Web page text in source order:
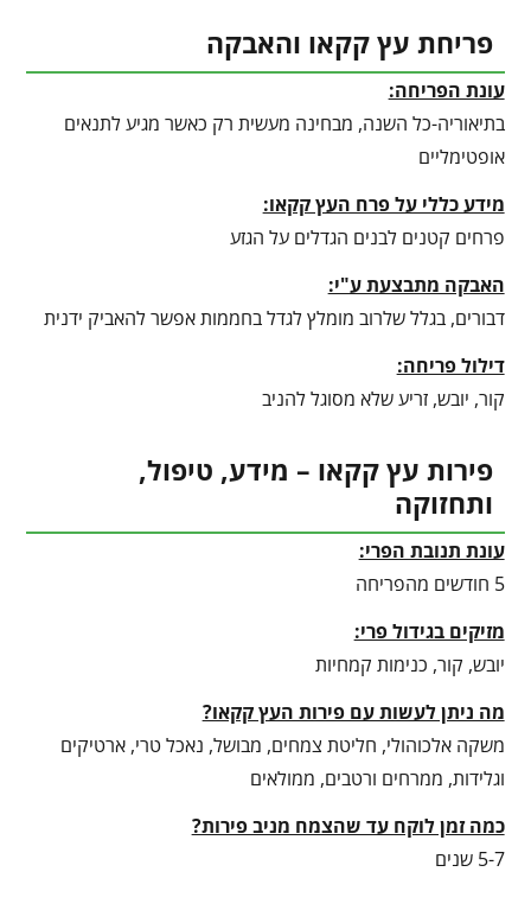
פריחת עץ קקאו והאבקה
עונת הפריחה:
בתיאוריה-כל השנה, מבחינה מעשית רק כאשר מגיע לתנאים
אופטימליים
מידע כללי על פרח העץ קקאו:
פרחים קטנים לבנים הגדלים על הגזע
האבקה מתבצעת ע"י:
דבורים, בגלל שלרוב מומלץ לגדל בחממות אפשר להאביק ידנית
דילול פריחה:
קור, יובש, זריע שלא מסוגל להניב
פירות עץ קקאו – מידע, טיפול,
ותחזוקה
עונת תנובת הפרי:
5 חודשים מהפריחה
מזיקים בגידול פרי:
יובש, קור, כנימות קמחיות
מה ניתן לעשות עם פירות העץ קקאו?
משקה אלכוהולי, חליטת צמחים, מבושל, נאכל טרי, ארטיקים
וגלידות, ממרחים ורטבים, ממולאים
כמה זמן לוקח עד שהצמח מניב פירות?
5-7 שנים